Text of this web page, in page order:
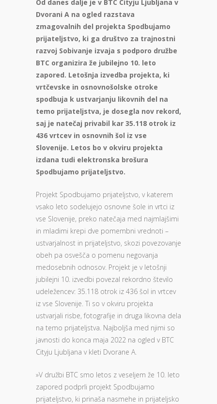
Od danes dalje je v BTC Cityju Ljubljana v
Dvorani A na ogled razstava
zmagovalnih del projekta Spodbujamo
prijateljstvo, ki ga društvo za trajnostni
razvoj Sobivanje izvaja s podporo družbe
BTC organizira že jubilejno 10. leto
zapored. Letošnja izvedba projekta, ki
vrtčevske in osnovnošolske otroke
spodbuja k ustvarjanju likovnih del na
temo prijateljstva, je dosegla nov rekord,
saj je natečaj privabil kar 35.118 otrok iz
436 vrtcev in osnovnih šol iz vse
Slovenije. Letos bo v okviru projekta
izdana tudi elektronska brošura
Spodbujamo prijateljstvo.
Projekt Spodbujamo prijateljstvo, v katerem
vsako leto sodelujejo osnovne šole in vrtci iz
vse Slovenije, preko natečaja med najmlajšimi
in mladimi krepi dve pomembni vrednoti –
ustvarjalnost in prijateljstvo, skozi povezovanje
obeh pa osvešča o pomenu negovanja
medosebnih odnosov. Projekt je v letošnji
jubilejni 10. izvedbi povezal rekordno število
udeležencev: 35.118 otrok iz 436 šol in vrtcev
iz vse Slovenije. Ti so v okviru projekta
ustvarjali risbe, fotografije in druga likovna dela
na temo prijateljstva. Najboljša med njimi so
javnosti do konca maja 2022 na ogled v BTC
Cityju Ljubljana v kleti Dvorane A.
»V družbi BTC smo letos z veseljem že 10. leto
zapored podprli projekt Spodbujamo
prijateljstvo, ki prinaša nasmehe in prijateljsko